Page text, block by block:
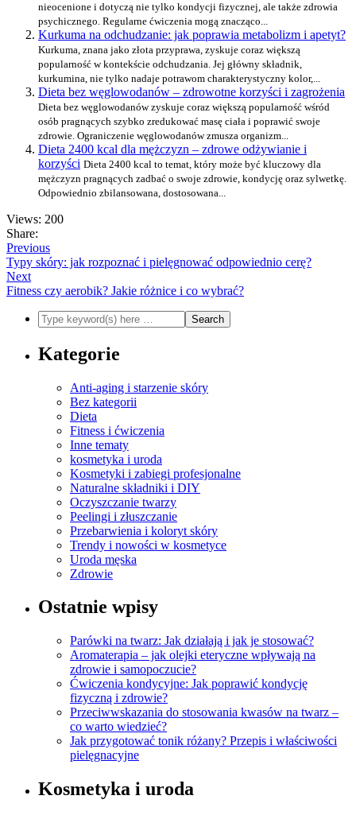
nieocenione i dotyczą nie tylko kondycji fizycznej, ale także zdrowia
psychicznego. Regularne ćwiczenia mogą znacząco...
Kurkuma na odchudzanie: jak poprawia metabolizm i apetyt?
Kurkuma, znana jako złota przyprawa, zyskuje coraz większą
popularność w kontekście odchudzania. Jej główny składnik,
kurkumina, nie tylko nadaje potrawom charakterystyczny kolor,...
Dieta bez węglowodanów – zdrowotne korzyści i zagrożenia
Dieta bez węglowodanów zyskuje coraz większą popularność wśród
osób pragnących szybko zredukować masę ciała i poprawić swoje
zdrowie. Ograniczenie węglowodanów zmusza organizm...
Dieta 2400 kcal dla mężczyzn – zdrowe odżywianie i
korzyści Dieta 2400 kcal to temat, który może być kluczowy dla
mężczyzn pragnących zadbać o swoje zdrowie, kondycję oraz sylwetkę.
Odpowiednio zbilansowana, dostosowana...
Views: 200
Share:
Previous
Typy skóry: jak rozpoznać i pielęgnować odpowiednio cerę?
Next
Fitness czy aerobik? Jakie różnice i co wybrać?
Kategorie
Anti-aging i starzenie skóry
Bez kategorii
Dieta
Fitness i ćwiczenia
Inne tematy
kosmetyka i uroda
Kosmetyki i zabiegi profesjonalne
Naturalne składniki i DIY
Oczyszczanie twarzy
Peelingi i złuszczanie
Przebarwienia i koloryt skóry
Trendy i nowości w kosmetyce
Uroda męska
Zdrowie
Ostatnie wpisy
Parówki na twarz: Jak działają i jak je stosować?
Aromaterapia – jak olejki eteryczne wpływają na
zdrowie i samopoczucie?
Ćwiczenia kondycyjne: Jak poprawić kondycję
fizyczną i zdrowie?
Przeciwwskazania do stosowania kwasów na twarz –
co warto wiedzieć?
Jak przygotować tonik różany? Przepis i właściwości
pielęgnacyjne
Kosmetyka i uroda